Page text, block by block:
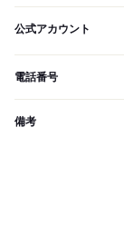
公式アカウント
電話番号
備考